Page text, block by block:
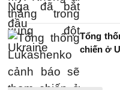
Tổng
chiến ở